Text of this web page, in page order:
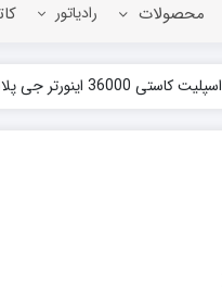
محصولات رادیاتور
اسپلیت کاستی 36000 اینورتر جی پلاس GAC-HV36MNQ1